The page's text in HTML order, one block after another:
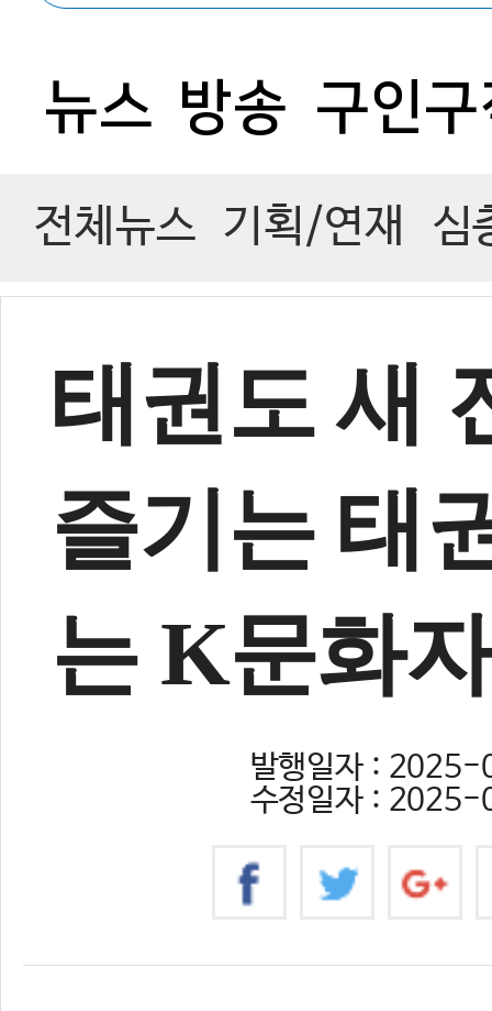
뉴스 방송 구인
전체뉴스 기획/연재 심
태권도 새
즐기는 태
는 K문화
발행일자 :
수정일자 :